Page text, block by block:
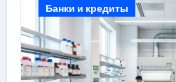
Банки и кредиты